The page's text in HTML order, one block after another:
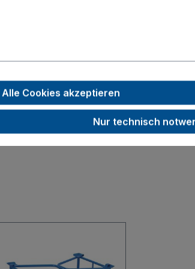
Alle Cookies akzeptieren
Nur technisch